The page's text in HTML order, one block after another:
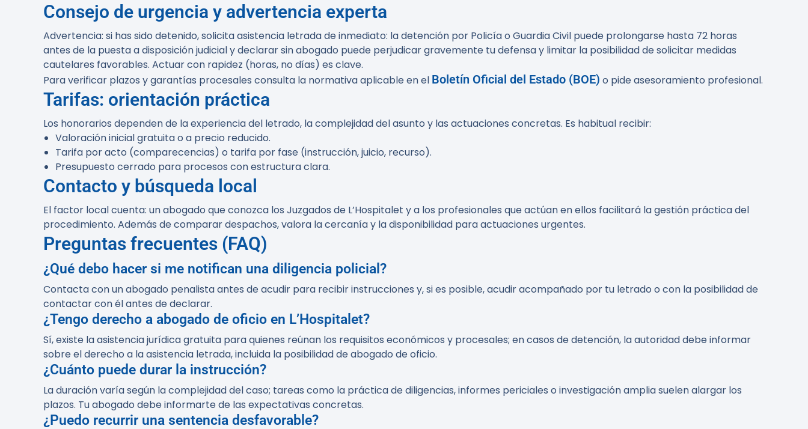
Consejo de urgencia y advertencia experta
Advertencia: si has sido detenido, solicita asistencia letrada de inmediato: la detención por Policía o Guardia Civil puede prolongarse hasta 72 horas
antes de la puesta a disposición judicial y declarar sin abogado puede perjudicar gravemente tu defensa y limitar la posibilidad de solicitar medidas
cautelares favorables. Actuar con rapidez (horas, no días) es clave.
Para verificar plazos y garantías procesales consulta la normativa aplicable en el Boletín Oficial del Estado (BOE) o pide asesoramiento profesional.
Tarifas: orientación práctica
Los honorarios dependen de la experiencia del letrado, la complejidad del asunto y las actuaciones concretas. Es habitual recibir:
Valoración inicial gratuita o a precio reducido.
Tarifa por acto (comparecencias) o tarifa por fase (instrucción, juicio, recurso).
Presupuesto cerrado para procesos con estructura clara.
Contacto y búsqueda local
El factor local cuenta: un abogado que conozca los Juzgados de L’Hospitalet y a los profesionales que actúan en ellos facilitará la gestión práctica del
procedimiento. Además de comparar despachos, valora la cercanía y la disponibilidad para actuaciones urgentes.
Preguntas frecuentes (FAQ)
¿Qué debo hacer si me notifican una diligencia policial?
Contacta con un abogado penalista antes de acudir para recibir instrucciones y, si es posible, acudir acompañado por tu letrado o con la posibilidad de
contactar con él antes de declarar.
¿Tengo derecho a abogado de oficio en L’Hospitalet?
Sí, existe la asistencia jurídica gratuita para quienes reúnan los requisitos económicos y procesales; en casos de detención, la autoridad debe informar
sobre el derecho a la asistencia letrada, incluida la posibilidad de abogado de oficio.
¿Cuánto puede durar la instrucción?
La duración varía según la complejidad del caso; tareas como la práctica de diligencias, informes periciales o investigación amplia suelen alargar los
plazos. Tu abogado debe informarte de las expectativas concretas.
¿Puedo recurrir una sentencia desfavorable?